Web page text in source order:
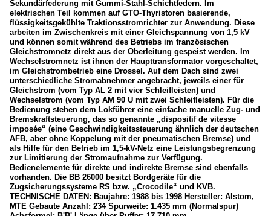
Sekundärfederung mit Gummi-Stahl-Schichtfedern. Im
elektrischen Teil kommen auf GTO-Thyristoren basierende,
flüssigkeitsgekühlte Traktionsstromrichter zur Anwendung. Diese
arbeiten im Zwischenkreis mit einer Gleichspannung von 1,5 kV
und können somit während des Betriebs im französischen
Gleichstromnetz direkt aus der Oberleitung gespeist werden. Im
Wechselstromnetz ist ihnen der Haupttransformator vorgeschaltet,
im Gleichstrombetrieb eine Drossel. Auf dem Dach sind zwei
unterschiedliche Stromabnehmer angebracht, jeweils einer für
Gleichstrom (vom Typ AL 2 mit vier Schleifleisten) und
Wechselstrom (vom Typ AM 90 U mit zwei Schleifleisten). Für die
Bedienung stehen dem Lokführer eine einfache manuelle Zug- und
Bremskraftsteuerung, das so genannte „dispositif de vitesse
imposée“ (eine Geschwindigkeitssteuerung ähnlich der deutschen
AFB, aber ohne Koppelung mit der pneumatischen Bremse) und
als Hilfe für den Betrieb im 1,5-kV-Netz eine Leistungsbegrenzung
zur Limitierung der Stromaufnahme zur Verfügung.
Bedienelemente für direkte und indirekte Bremse sind ebenfalls
vorhanden. Die BB 26000 besitzt Bordgeräte für die
Zugsicherungssysteme RS bzw. „Crocodile“ und KVB.
TECHNISCHE DATEN: Baujahre: 1988 bis 1998 Hersteller: Alstom,
MTE Gebaute Anzahl: 234 Spurweite: 1.435 mm (Normalspur)